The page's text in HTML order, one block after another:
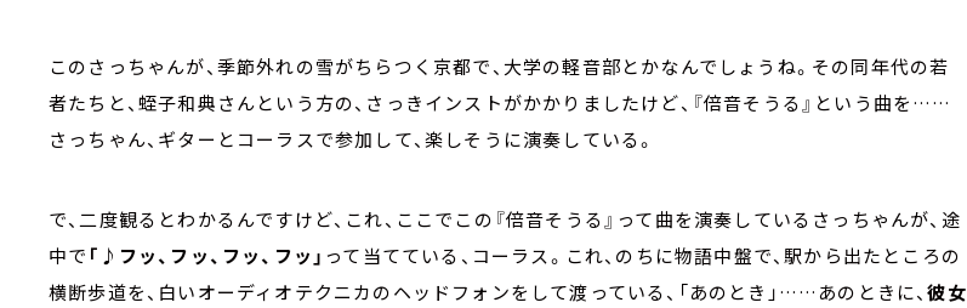
このさっちゃんが、季節外れの雪がちらつく京都で、大学の軽音部とかなんでしょうね。その同年代の若
者たちと、蛭子和典さんという方の、さっきインストがかかりましたけど、『倍音そうる』という曲を……
さっちゃん、ギターとコーラスで参加して、楽しそうに演奏している。
で、二度観るとわかるんですけど、これ、ここでこの『倍音そうる』って曲を演奏しているさっちゃんが、途
中で 「♪フッ、フッ、フッ、フッ」 って当てている、コーラス。これ、のちに物語中盤で、駅から出たところの
横断歩道を、白いオーディオテクニカのヘッドフォンをして渡っている、「あのとき」……あのときに、彼女